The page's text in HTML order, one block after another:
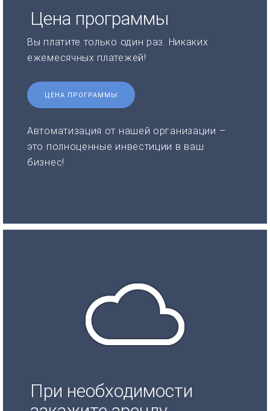
Цена программы
Вы платите только один раз. Никаких
ежемесячных платежей!
ЦЕНА ПРОГРАММЫ
Автоматизация от нашей организации –
это полноценные инвестиции в ваш
бизнес!
При необходимости